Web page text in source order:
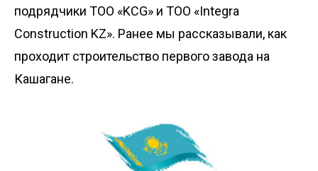
подрядчики ТОО «KCG» и ТОО «Integra
Construction KZ». Ранее мы рассказывали, как
проходит строительство первого завода на
Кашагане.